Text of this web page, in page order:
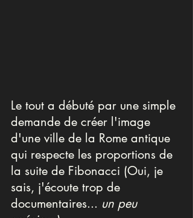
Le tout a débuté par une simple
demande de créer l'image
d'une ville de la Rome antique
qui respecte les proportions de
la suite de Fibonacci (Oui, je
sais, j'écoute trop de
documentaires... un peu